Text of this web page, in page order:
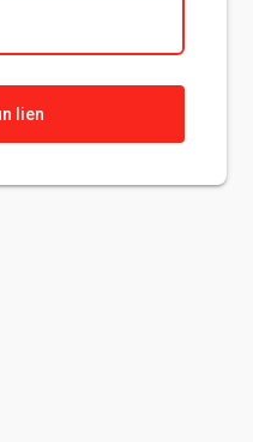
lien